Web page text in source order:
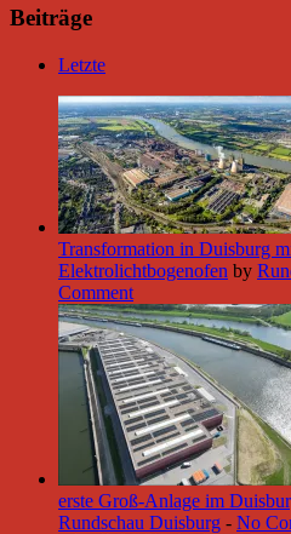
Beiträge
Letzte
Transformation in Duisburg
Elektrolichtbogenofen by
Comment
erste Groß-Anlage im
Rundschau Duisburg - No